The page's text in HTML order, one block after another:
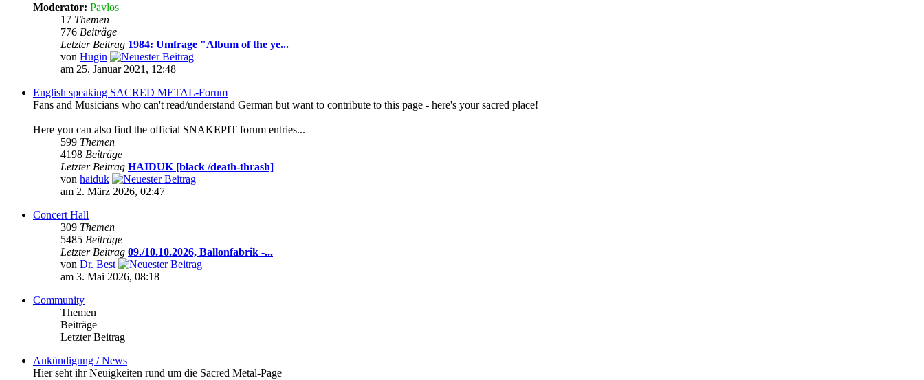
Moderator: Pavlos
17 Themen
776 Beiträge
Letzter Beitrag 1984: Umfrage "Album of the ye...
von Hugin
am 25. Januar 2021, 12:48
English speaking SACRED METAL-Forum
Fans and Musicians who can't read/understand German but want to contribute to this page - here's your sacred place!
Here you can also find the official SNAKEPIT forum entries...
599 Themen
4198 Beiträge
Letzter Beitrag HAIDUK [black /death-thrash]
von haiduk
am 2. März 2026, 02:47
Concert Hall
309 Themen
5485 Beiträge
Letzter Beitrag 09./10.10.2026, Ballonfabrik -...
von Dr. Best
am 3. Mai 2026, 08:18
Community
Themen
Beiträge
Letzter Beitrag
Ankündigung / News
Hier seht ihr Neuigkeiten rund um die Sacred Metal-Page